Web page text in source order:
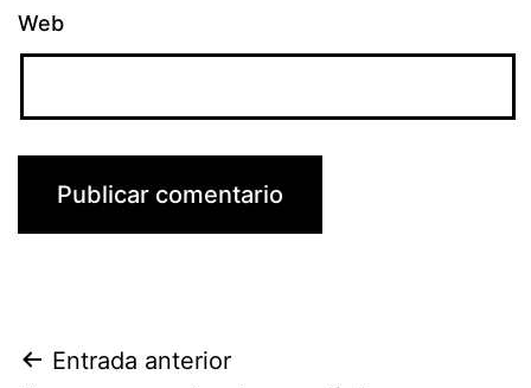
Web
Navegación
Entrada anterior